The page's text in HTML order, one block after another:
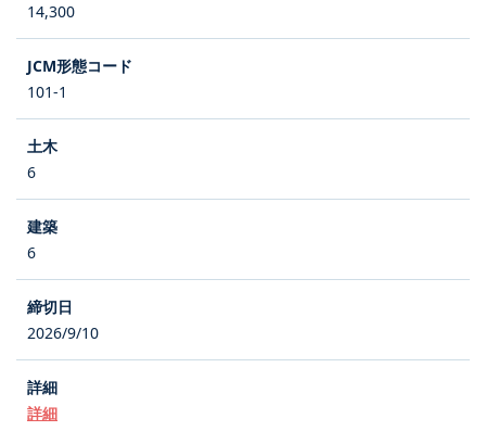
14,300
101-1
6
6
2026/9/10
詳細